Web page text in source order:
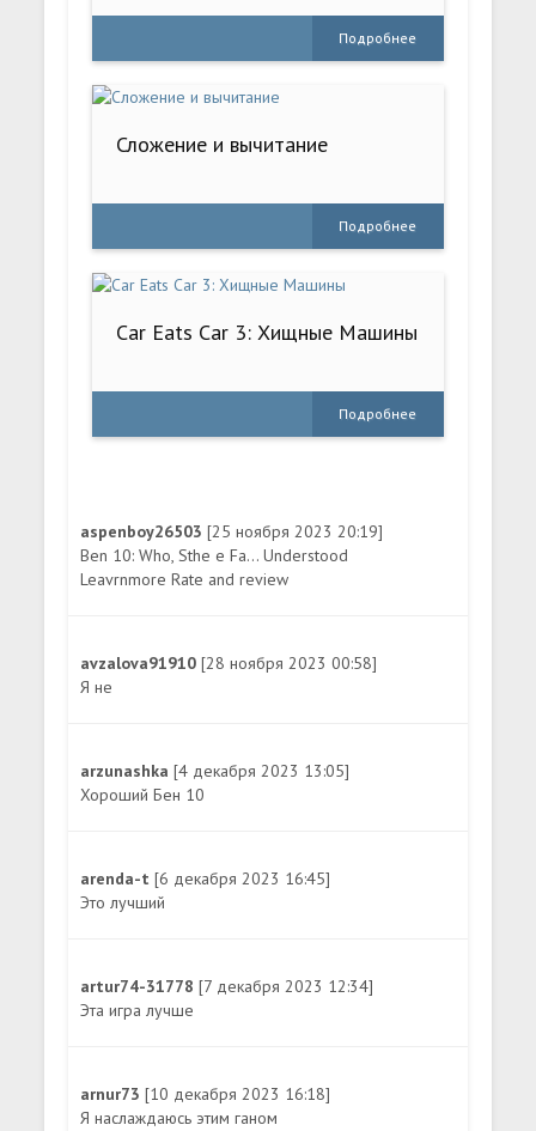
Подробнее
Сложение и вычитание
Подробнее
Car Eats Car 3: Хищные Машины
Подробнее
aspenboy26503[25 ноября 2023 20:19]
Ben 10: Who, Sthe e Fa... Understood
Leavrnmore Rate and review
avzalova91910[28 ноября 2023 00:58]
Я не
arzunashka[4 декабря 2023 13:05]
Хороший Бен 10
arenda-t[6 декабря 2023 16:45]
Это лучший
artur74-31778[7 декабря 2023 12:34]
Эта игра лучше
arnur73[10 декабря 2023 16:18]
Я наслаждаюсь этим ганом